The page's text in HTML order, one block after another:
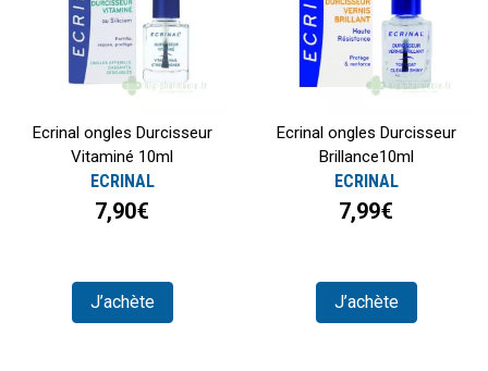
Ecrinal ongles Durcisseur
Vitaminé 10ml
ECRINAL
7,90€
J’achète
Ecrinal ongles Durcisseur
Brillance10ml
ECRINAL
7,99€
J’achète